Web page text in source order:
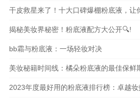
干皮救星来了！十大口碑爆棚粉底液，让
揭秘美妆界秘密！粉底液配方大公开🔍!
bb霜与粉底液：一场轻妆对决
美妆秘籍时间线：橘朵粉底液的最佳保鲜
2023年度最好用的粉底液排行榜：卓越